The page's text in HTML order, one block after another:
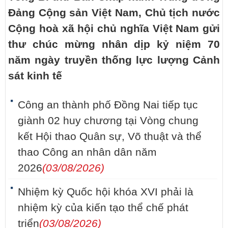
Đảng Cộng sản Việt Nam, Chủ tịch nước
Cộng hoà xã hội chủ nghĩa Việt Nam gửi
thư chúc mừng nhân dịp kỷ niệm 70
năm ngày truyền thống lực lượng Cảnh
sát kinh tế
Công an thành phố Đồng Nai tiếp tục
giành 02 huy chương tại Vòng chung
kết Hội thao Quân sự, Võ thuật và thể
thao Công an nhân dân năm
2026(03/08/2026)
Nhiệm kỳ Quốc hội khóa XVI phải là
nhiệm kỳ của kiến tạo thể chế phát
triển(03/08/2026)